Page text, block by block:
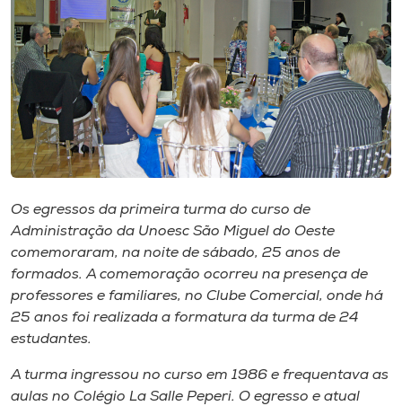
Biblioteca
Editora
Rádio
Museu
Unoesc
Store
Selecione
Os egressos da primeira turma do curso de
Administração da Unoesc São Miguel do Oeste
comemoraram, na noite de sábado, 25 anos de
formados. A comemoração ocorreu na presença de
professores e familiares, no Clube Comercial, onde há
25 anos foi realizada a formatura da turma de 24
estudantes.
A turma ingressou no curso em 1986 e frequentava as
aulas no Colégio La Salle Peperi. O egresso e atual